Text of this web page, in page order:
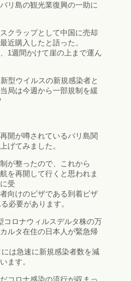
リ島の観光業復興の一助に
クラップとして中国に売却
近購入したと語った。
1週間かけて崖の上まで運ん
型ウイルスの新規感染者と
局は今週から一部規制を緩
開が噂されているバリ島関
げてみました。
が整ったので、これから
を再開して行くと思われま
受
向けのビザである到着ビザ
必要があります。
コロナウィルスデルタ株の万
ルタ在住の日本人が緊急帰
は急速に新規感染者数を減
ます。